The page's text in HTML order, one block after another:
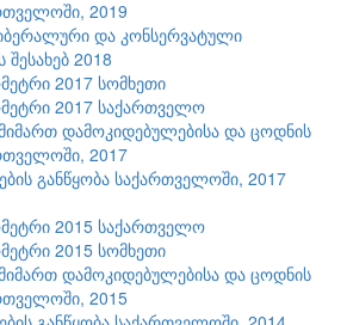
2019
და კონსერვატული
2018
2017 სომხეთი
2017 საქართველო
დამოკიდებულებისა და ცოდნის
2017
განწყობა საქართველოში, 2017
2015 საქართველო
2015 სომხეთი
დამოკიდებულებისა და ცოდნის
2015